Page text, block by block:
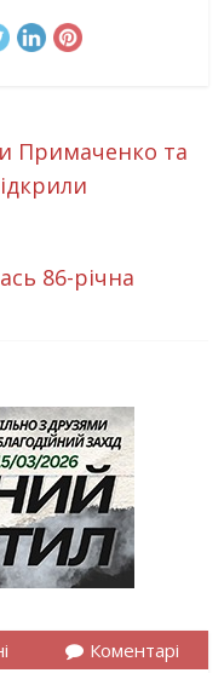
Примаченко та
86-річна
Коментарі